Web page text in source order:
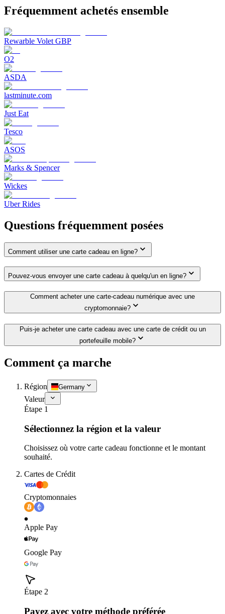
Fréquemment achetés ensemble
Rewarble Volet GBP
O2
ASDA
lastminute.com
Just Eat
Tesco
ASOS
Marks & Spencer
Wickes
Uber Rides
Questions fréquemment posées
Comment utiliser une carte cadeau en ligne?
Pouvez-vous envoyer une carte cadeau à quelqu'un en ligne?
Comment acheter une carte-cadeau numérique avec une
cryptomonnaie?
Puis-je acheter une carte cadeau avec une carte de crédit ou un
portefeuille mobile?
Comment ça marche
Région Germany
Valeur
Étape 1
Sélectionnez la région et la valeur
Choisissez où votre carte cadeau fonctionne et le montant
souhaité.
Cartes de Crédit
Cryptomonnaies
Apple Pay
Google Pay
Étape 2
Payez avec votre méthode préférée